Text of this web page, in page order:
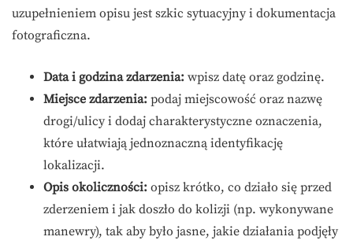
uzupełnieniem opisu jest szkic sytuacyjny i dokumentacja
fotograficzna.
Data i godzina zdarzenia: wpisz datę oraz godzinę.
Miejsce zdarzenia: podaj miejscowość oraz nazwę
drogi/ulicy i dodaj charakterystyczne oznaczenia,
które ułatwiają jednoznaczną identyfikację
lokalizacji.
Opis okoliczności: opisz krótko, co działo się przed
zderzeniem i jak doszło do kolizji (np. wykonywane
manewry), tak aby było jasne, jakie działania podjęły